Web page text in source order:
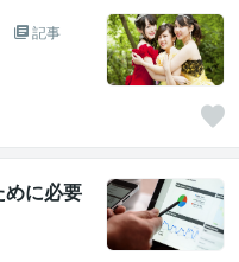
記事
めに必要